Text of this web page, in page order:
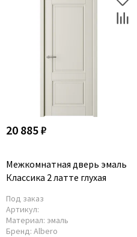
20 885 ₽
Межкомнатная дверь эмаль
Классика 2 латте глухая
Под заказ
Артикул:
Материал: эмаль
Бренд: Albero